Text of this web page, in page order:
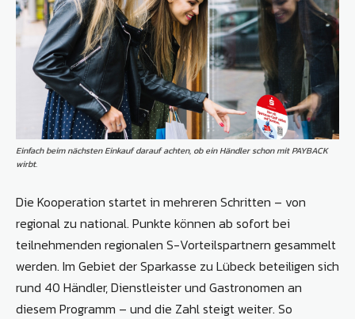
Einfach beim nächsten Einkauf darauf achten, ob ein Händler schon mit PAYBACK
wirbt.
Die Kooperation startet in mehreren Schritten – von
regional zu national. Punkte können ab sofort bei
teilnehmenden regionalen S-Vorteilspartnern gesammelt
werden. Im Gebiet der Sparkasse zu Lübeck beteiligen sich
rund 40 Händler, Dienstleister und Gastronomen an
diesem Programm – und die Zahl steigt weiter. So